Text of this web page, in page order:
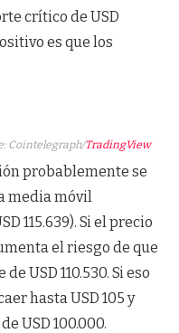
crítico de USD
es que los
Cointelegraph/TradingView
probablemente se
media móvil
115.639). Si el precio
el riesgo de que
USD 110.530. Si eso
hasta USD 105 y
USD 100.000.